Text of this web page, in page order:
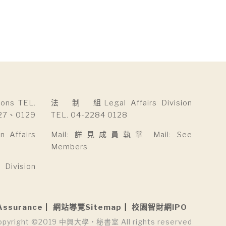
TEL.
、0129
Affairs
法 制 組Legal Affairs Division
TEL. 04-2284 0128
Mail: 詳見成員執掌 Mail: See
Members
網站導覽Sitemap 校園智財網IPO
©2019 中興大學 • 秘書室 All rights reserved